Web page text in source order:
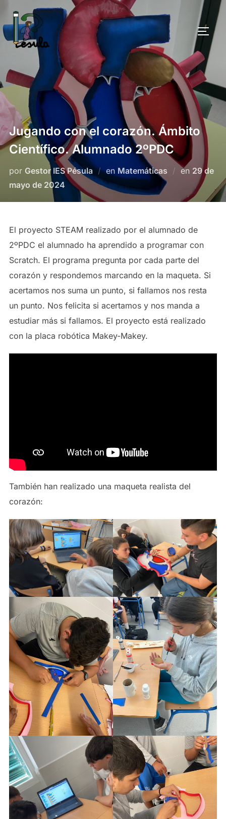
contenido
Jugando con el corazón. Ámbito
Científico. Alumnado 2ºPDC
por Gestor IES Pésula en Matemáticas en
el
29 de
mayo de 2024
El proyecto STEAM realizado por el alumnado de
2ºPDC el alumnado ha aprendido a programar con
Scratch. El programa pregunta por cada parte del
corazón y respondemos marcando en la maqueta. Si
acertamos nos suma un punto, si fallamos nos resta
un punto. Nos felicita si acertamos y nos manda a
estudiar más si fallamos. El proyecto está realizado
con la placa robótica Makey-Makey.
También han realizado una maqueta realista del
corazón: